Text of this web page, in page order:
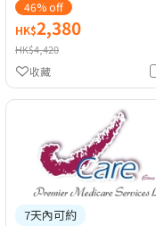
46% off
HK$2,380
HK$4,420
收藏
7天內可約